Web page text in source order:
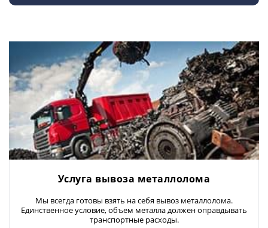
Услуга вывоза металлолома
Мы всегда готовы взять на себя вывоз металлолома.
Единственное условие, объем металла должен оправдывать
транспортные расходы.